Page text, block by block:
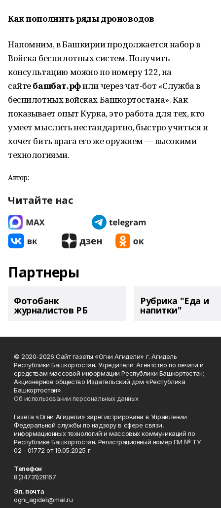
Как пополнить ряды дроноводов
Напомним, в Башкирии продолжается набор в
Войска беспилотных систем. Получить
консультацию можно по номеру 122, на
сайтебашбат.рфили через чат-бот «Служба в
беспилотных войсках Башкортостана». Как
показывает опыт Курка, это работа для тех, кто
умеет мыслить нестандартно, быстро учиться и
хочет бить врага его же оружием — высокими
технологиями.
Автор:
Читайте нас
Партнеры
Фотобанк
журналистов РБ
Рубрика "Еда и
напитки"
© 2020-2026 Сайт газеты «Огни Агидели» г. Агидель
Республики Башкортостан. Учредители: Агентство по печати и
средствам массовой информации Республики Башкортостан;
Акционерное общество Издательский дом «Республика
Башкортостан».
Об использовании персональных данных
Газета «Огни Агидели» зарегистрирована в Управлении
Федеральной службы по надзору в сфере связи,
информационных технологий и массовых коммуникаций по
Республике Башкортостан. Регистрационный номер ПИ № ТУ
02 - 01772 от 19.05.2025 г.
Телефон
8(34731)28167
Эл. почта
ogni_agideli@mail.ru